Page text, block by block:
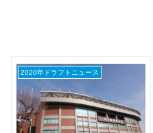
2020年ドラフトニュース